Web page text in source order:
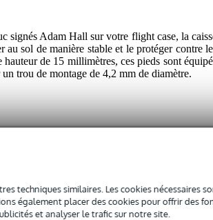
techniques similaires. Les cookies nécessaires
également placer des cookies pour offrir des
et analyser le trafic sur notre site.
signés Adam Hall sur votre flight case, la
sol de manière stable et le protéger contre
de 15 millimètres, ces pieds sont
trou de montage de 4,2 mm de diamètre.